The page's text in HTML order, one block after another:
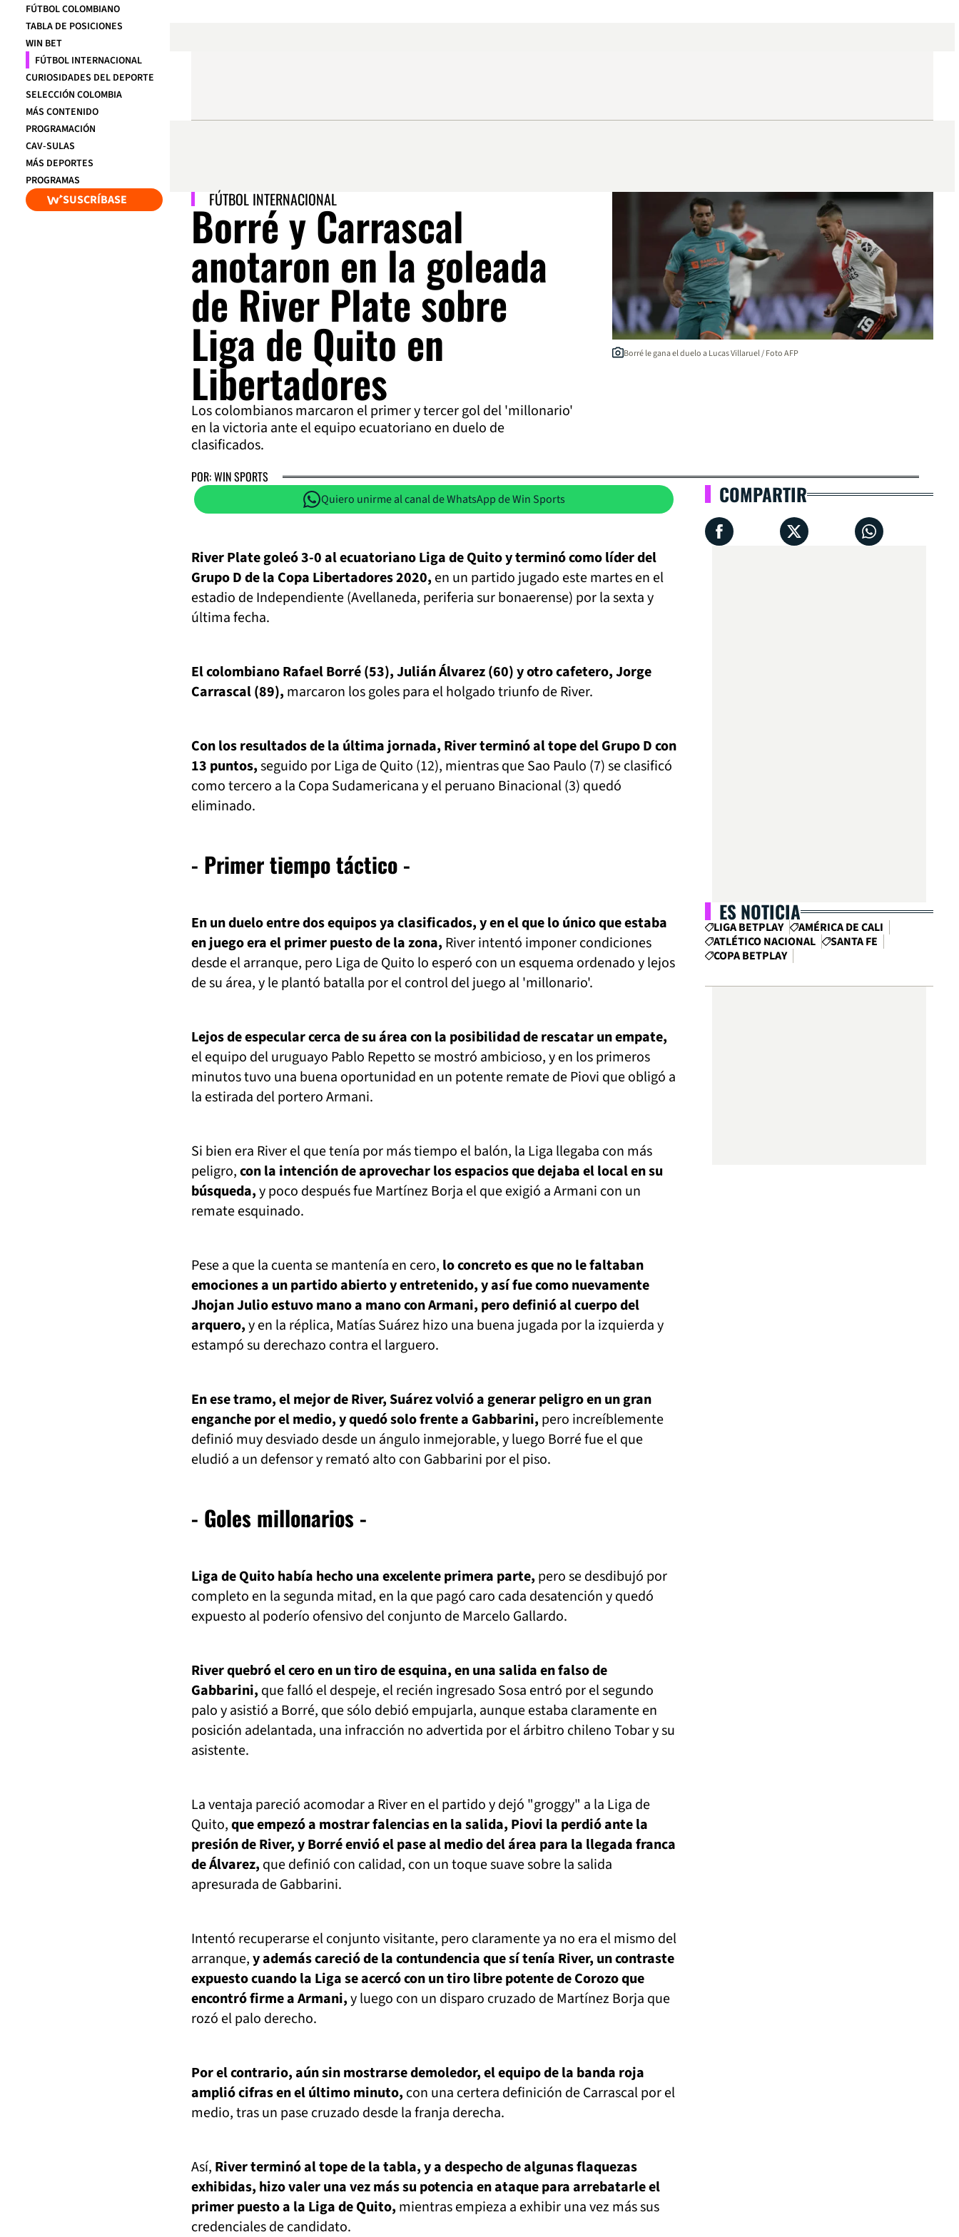
FÚTBOL COLOMBIANO
TABLA DE POSICIONES
WIN BET
FÚTBOL INTERNACIONAL
CURIOSIDADES DEL DEPORTE
SELECCIÓN COLOMBIA
MÁS CONTENIDO
PROGRAMACIÓN
CAV-SULAS
MÁS DEPORTES
PROGRAMAS
SUSCRÍBASE FÚTBOL INTERNACIONAL
Borré y Carrascal
anotaron en la goleada
de River Plate sobre
Liga de Quito en
Libertadores
Los colombianos marcaron el primer y tercer gol del 'millonario'
en la victoria ante el equipo ecuatoriano en duelo de
clasificados.
Borré le gana el duelo a Lucas Villaruel / Foto AFP
POR: WIN SPORTS
Quiero unirme al canal de WhatsApp de Win Sports
River Plate goleó 3-0 al ecuatoriano Liga de Quito y terminó como líder del
Grupo D de la Copa Libertadores 2020, en un partido jugado este martes en el
estadio de Independiente (Avellaneda, periferia sur bonaerense) por la sexta y
última fecha.
El colombiano Rafael Borré (53), Julián Álvarez (60) y otro cafetero, Jorge
Carrascal (89), marcaron los goles para el holgado triunfo de River.
Con los resultados de la última jornada, River terminó al tope del Grupo D con
13 puntos,seguido por Liga de Quito (12), mientras que Sao Paulo (7) se clasificó
como tercero a la Copa Sudamericana y el peruano Binacional (3) quedó
eliminado.
- Primer tiempo táctico -
En un duelo entre dos equipos ya clasificados, y en el que lo único que estaba
en juego era el primer puesto de la zona, River intentó imponer condiciones
desde el arranque, pero Liga de Quito lo esperó con un esquema ordenado y lejos
de su área, y le plantó batalla por el control del juego al 'millonario'.
Lejos de especular cerca de su área con la posibilidad de rescatar un empate,
el equipo del uruguayo Pablo Repetto se mostró ambicioso, y en los primeros
minutos tuvo una buena oportunidad en un potente remate de Piovi que obligó a
la estirada del portero Armani.
Si bien era River el que tenía por más tiempo el balón, la Liga llegaba con más
peligro,con la intención de aprovechar los espacios que dejaba el local en su
búsqueda,y poco después fue Martínez Borja el que exigió a Armani con un
remate esquinado.
Pese a que la cuenta se mantenía en cero, lo concreto es que no le faltaban
emociones a un partido abierto y entretenido, y así fue como nuevamente
Jhojan Julio estuvo mano a mano con Armani, pero definió al cuerpo del
arquero,y en la réplica, Matías Suárez hizo una buena jugada por la izquierda y
estampó su derechazo contra el larguero.
En ese tramo, el mejor de River, Suárez volvió a generar peligro en un gran
enganche por el medio, y quedó solo frente a Gabbarini, pero increíblemente
definió muy desviado desde un ángulo inmejorable, y luego Borré fue el que
eludió a un defensor y remató alto con Gabbarini por el piso.
- Goles millonarios -
Liga de Quito había hecho una excelente primera parte, pero se desdibujó por
completo en la segunda mitad, en la que pagó caro cada desatención y quedó
expuesto al poderío ofensivo del conjunto de Marcelo Gallardo.
River quebró el cero en un tiro de esquina, en una salida en falso de
Gabbarini, que falló el despeje, el recién ingresado Sosa entró por el segundo
palo y asistió a Borré, que sólo debió empujarla, aunque estaba claramente en
posición adelantada, una infracción no advertida por el árbitro chileno Tobar y su
asistente.
La ventaja pareció acomodar a River en el partido y dejó "groggy" a la Liga de
Quito,que empezó a mostrar falencias en la salida, Piovi la perdió ante la
presión de River, y Borré envió el pase al medio del área para la llegada franca
de Álvarez, que definió con calidad, con un toque suave sobre la salida
apresurada de Gabbarini.
Intentó recuperarse el conjunto visitante, pero claramente ya no era el mismo del
arranque,y además careció de la contundencia que sí tenía River, un contraste
expuesto cuando la Liga se acercó con un tiro libre potente de Corozo que
encontró firme a Armani,y luego con un disparo cruzado de Martínez Borja que
rozó el palo derecho.
Por el contrario, aún sin mostrarse demoledor, el equipo de la banda roja
amplió cifras en el último minuto, con una certera definición de Carrascal por el
medio, tras un pase cruzado desde la franja derecha.
Así, River terminó al tope de la tabla, y a despecho de algunas flaquezas
exhibidas, hizo valer una vez más su potencia en ataque para arrebatarle el
primer puesto a la Liga de Quito, mientras empieza a exhibir una vez más sus
credenciales de candidato.
COMPARTIR
ES NOTICIA
LIGA BETPLAY
AMÉRICA DE CALI
ATLÉTICO NACIONAL
SANTA FE
COPA BETPLAY